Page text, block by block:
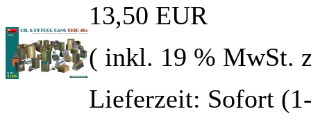
13,50 EUR
( inkl. 19 % MwSt.
Lieferzeit: Sofort